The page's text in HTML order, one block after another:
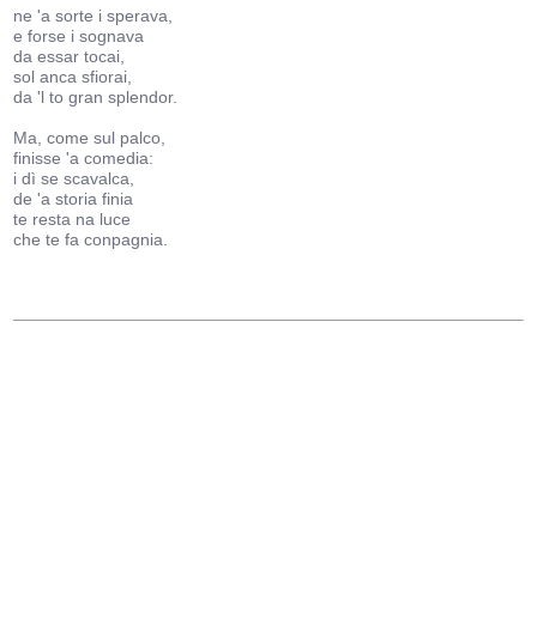
ne 'a sorte i sperava,
e forse i sognava
da essar tocai,
sol anca sfiorai,
da 'l to gran splendor.
Ma, come sul palco,
finisse 'a comedia:
i dì se scavalca,
de 'a storia finia
te resta na luce
che te fa conpagnia.